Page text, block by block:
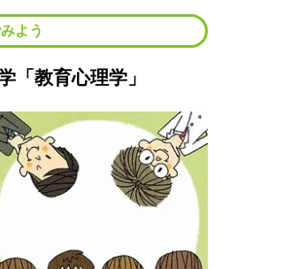
よう
教育心理学」